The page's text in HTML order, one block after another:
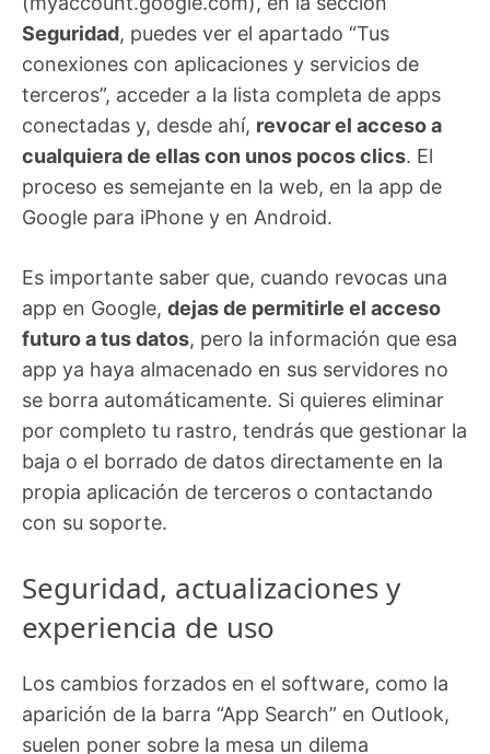
Seguridad, puedes ver el apartado “Tus
conexiones con aplicaciones y servicios de
terceros”, acceder a la lista completa de apps
conectadas y, desde ahí, revocar el acceso a
cualquiera de ellas con unos pocos clics. El
proceso es semejante en la web, en la app de
Google para iPhone y en Android.
Es importante saber que, cuando revocas una
app en Google, dejas de permitirle el acceso
futuro a tus datos, pero la información que esa
app ya haya almacenado en sus servidores no
se borra automáticamente. Si quieres eliminar
por completo tu rastro, tendrás que gestionar la
baja o el borrado de datos directamente en la
propia aplicación de terceros o contactando
con su soporte.
Seguridad, actualizaciones y
experiencia de uso
Los cambios forzados en el software, como la
aparición de la barra “App Search” en Outlook,
suelen poner sobre la mesa un dilema